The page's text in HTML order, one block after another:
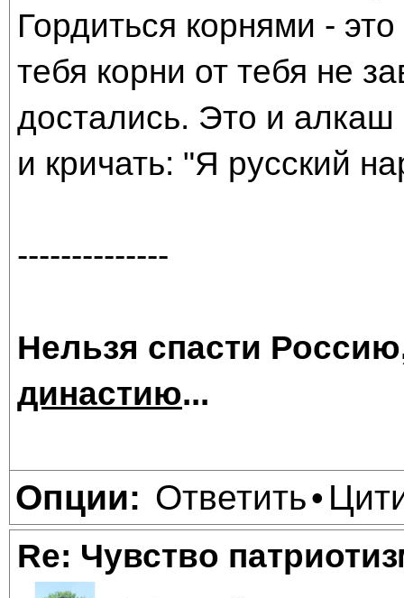
Гордиться корнями -
тебя корни от тебя не
достались. Это и
и кричать: "Я русский
--------------
Нельзя спасти
династию...
Опции: Ответить•
Re: Чувство